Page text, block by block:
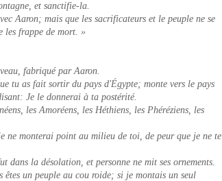
et sanctifie-la.
Aaron; mais que les sacrificateurs et le peuple ne se
les frappe de mort. »
fabriqué par Aaron.
tu as fait sortir du pays d'Égypte; monte vers le pays
Je le donnerai à ta postérité.
les Amoréens, les Héthiens, les Phéréziens, les
monterai point au milieu de toi, de peur que je ne te
dans la désolation, et personne ne mit ses ornements.
un peuple au cou roide; si je montais un seul